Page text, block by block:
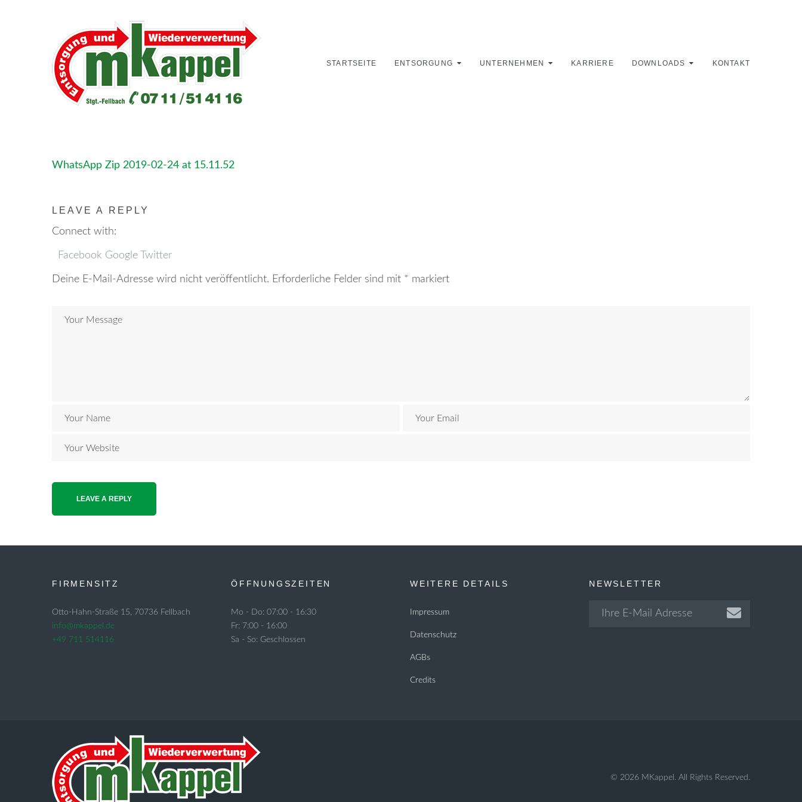
STARTSEITE ENTSORGUNG UNTERNEHMEN KARRIERE DOWNLOADS KONTAKT
WhatsApp Zip 2019-02-24 at 15.11.52
LEAVE A REPLY
Connect with:
Facebook Google Twitter
Deine E-Mail-Adresse wird nicht veröffentlicht. Erforderliche Felder sind mit * markiert
FIRMENSITZ
Otto-Hahn-Straße 15, 70736 Fellbach
info@mkappel.de
+49 711 514116
ÖFFNUNGSZEITEN
Mo - Do: 07:00 - 16:30
Fr: 7:00 - 16:00
Sa - So: Geschlossen
WEITERE DETAILS
Impressum
Datenschutz
AGBs
Credits
NEWSLETTER
© 2026 MKappel. All Rights Reserved.